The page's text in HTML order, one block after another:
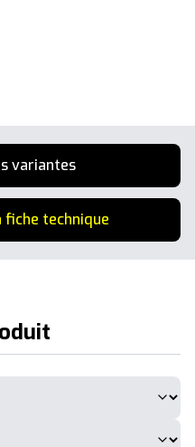
variantes
technique